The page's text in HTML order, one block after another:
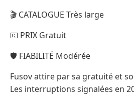
🎬 CATALOGUE Très large
💶 PRIX Gratuit
🛡️ FIABILITÉ Modérée
Fusov attire par sa gratuité et
Les interruptions signalées en